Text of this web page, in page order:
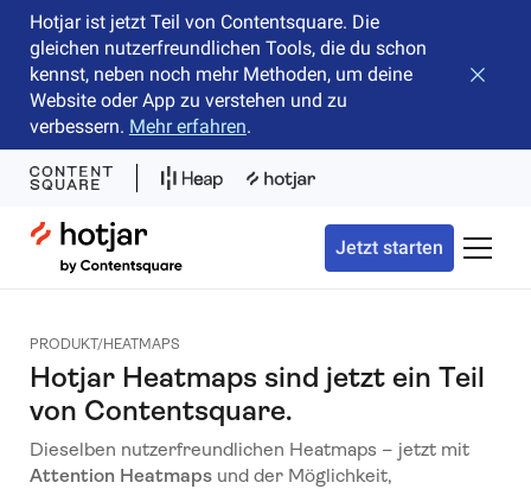
Hotjar ist jetzt Teil von Contentsquare. Die
gleichen nutzerfreundlichen Tools, die du schon
kennst, neben noch mehr Methoden, um deine
Website oder App zu verstehen und zu
verbessern. Mehr erfahren.
Hotjar Logo
Jetzt starten
PRODUKT/HEATMAPS
Hotjar Heatmaps sind jetzt ein Teil
von Contentsquare.
Dieselben nutzerfreundlichen Heatmaps – jetzt mit
Attention Heatmapsund der Möglichkeit,